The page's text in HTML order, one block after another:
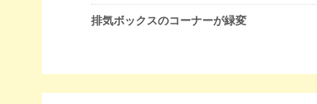
排気ボックスのコーナーが緑変